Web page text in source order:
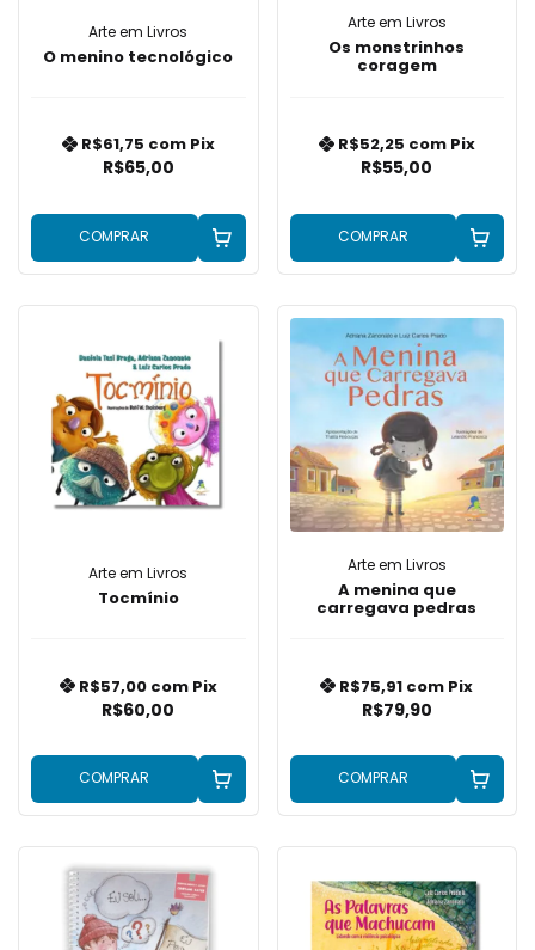
Arte em Livros
O menino tecnológico
R$65,00
R$61,75 com Pix
COMPRAR
Arte em Livros
Os monstrinhos
coragem
R$55,00
R$52,25 com Pix
COMPRAR
Arte em Livros
Tocmínio
R$60,00
R$57,00 com Pix
COMPRAR
Arte em Livros
A menina que
carregava pedras
R$79,90
R$75,91 com Pix
COMPRAR